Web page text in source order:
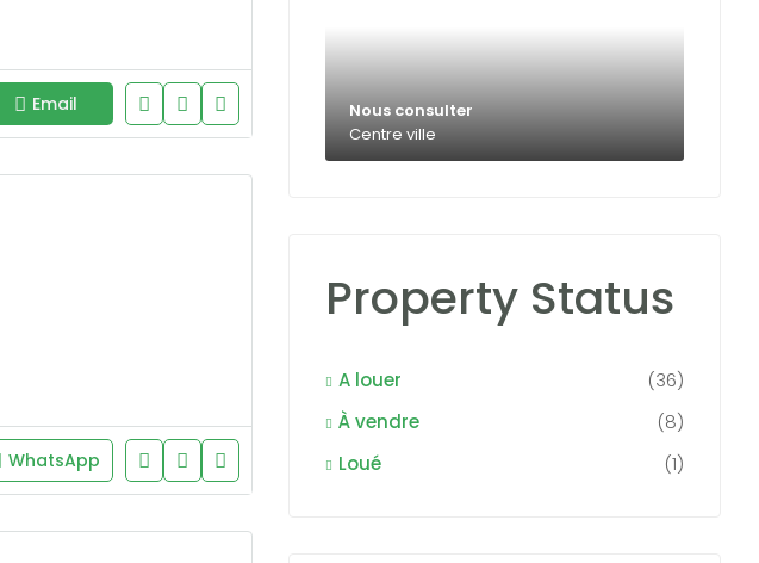
Email
WhatsApp
Nous consulter
Centre ville
Property Status
A louer
(36)
À vendre
(8)
Loué
(1)